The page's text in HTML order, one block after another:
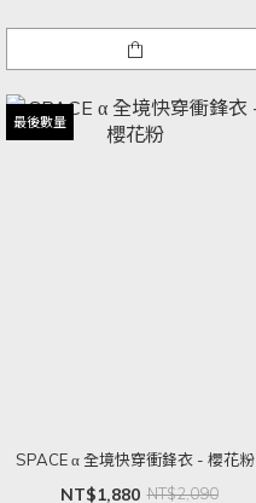
最後數量
SPACE α 全境快穿衝鋒衣 - 櫻花粉
NT$1,880 NT$2,090